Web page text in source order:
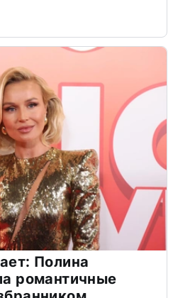
Полина
романтичные